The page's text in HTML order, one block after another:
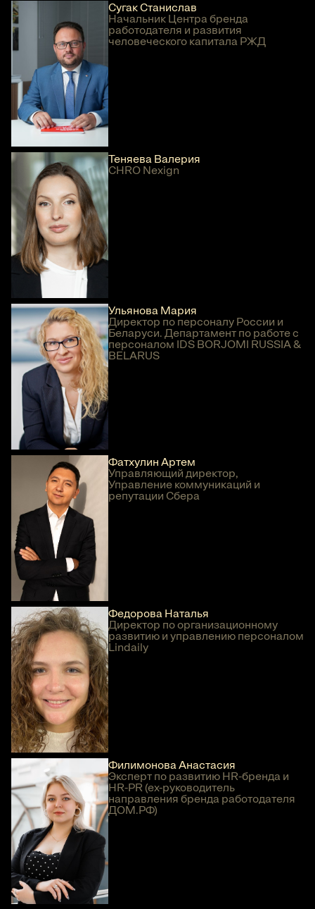
Сугак Станислав
Начальник Центра бренда
работодателя и развития
человеческого капитала РЖД
Теняева Валерия
CHRO Nexign
Ульянова Мария
Директор по персоналу России и
Беларуси. Департамент по работе с
персоналом IDS BORJOMI RUSSIA &
BELARUS
Фатхулин Артем
Управляющий директор,
Управление коммуникаций и
репутации Сбера
Федорова Наталья
Директор по организационному
развитию и управлению персоналом
Lindaily
Филимонова Анастасия
Эксперт по развитию HR-бренда и
HR-PR (ex-руководитель
направления бренда работодателя
ДОМ.РФ)